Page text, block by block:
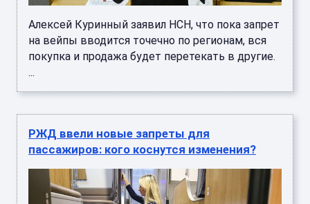
Алексей Куринный заявил НСН, что пока запрет
на вейпы вводится точечно по регионам, вся
покупка и продажа будет перетекать в другие.
...
РЖД ввели новые запреты для
пассажиров: кого коснутся изменения?